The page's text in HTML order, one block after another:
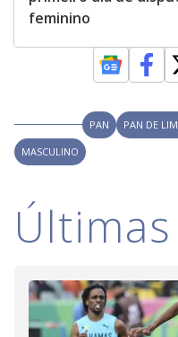
feminino
PAN PAN DE
MASCULINO
Últimas